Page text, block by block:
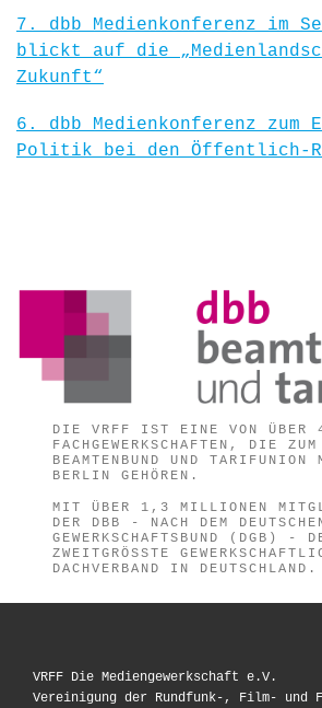
7. dbb Medienkonferenz im
blickt auf die
Zukunft“
6. dbb Medienkonferenz zum
Politik bei den Öffentlich-
DIE VRFF IST EINE VON ÜBER
FACHGEWERKSCHAFTEN, DIE ZUM
BEAMTENBUND UND
BERLIN GEHÖREN.
MIT ÜBER 1,3 MILLIONEN
DER DBB - NACH DEM
GEWERKSCHAFTSBUND (DGB) -
ZWEITGRÖSSTE
ACHVERBAND IN DEUTSCHLAND.
VRFF Die Mediengewerkschaft e.V.
Vereinigung der Rundfunk-, Film- und